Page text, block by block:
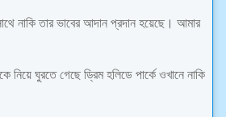
নাকি তার ভাবের আদান প্রদান হয়েছে। আমার
নিয়ে ঘুরতে গেছে ড্রিম হলিডে পার্কে ওখানে নাকি